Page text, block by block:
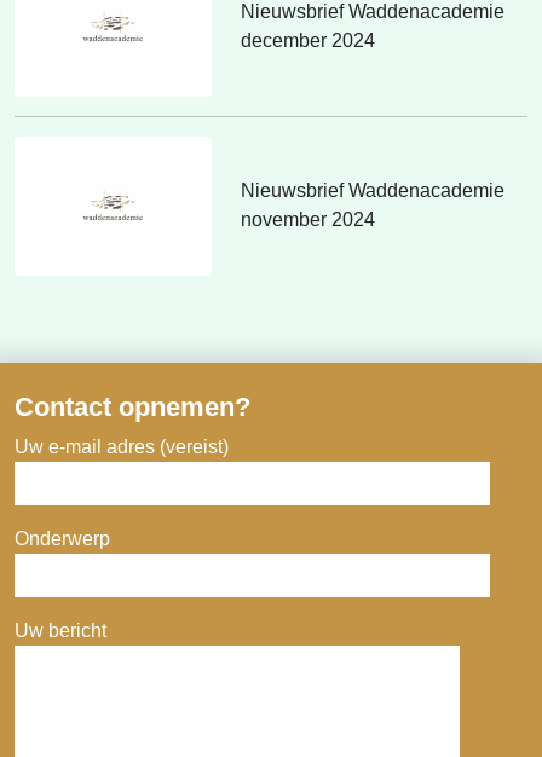
Nieuwsbrief Waddenacademie
december 2024
Nieuwsbrief Waddenacademie
november 2024
Contact opnemen?
Uw e-mail adres (vereist)
Onderwerp
Uw bericht